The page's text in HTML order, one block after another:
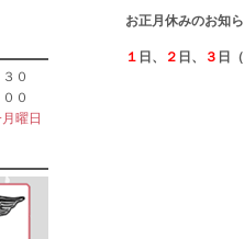
お正月休みのお知
１ 日、 ２ 日、 ３ 日（
０
０
曜日